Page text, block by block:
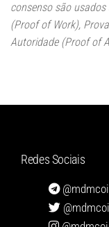
consenso são
(Proof of Work),
Autoridade (Proof of
Redes Sociais